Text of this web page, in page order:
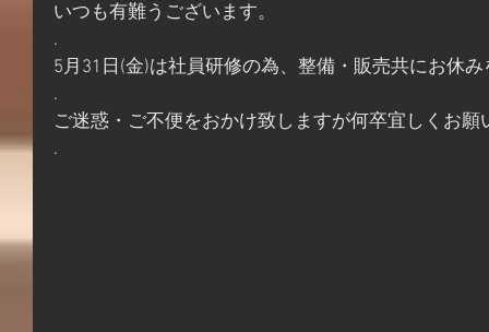
いつも有難うございます。
.
5月31日(金)は社員研修の為、整備・販売共にお休
.
ご迷惑・ご不便をおかけ致しますが何卒宜しくお願
.